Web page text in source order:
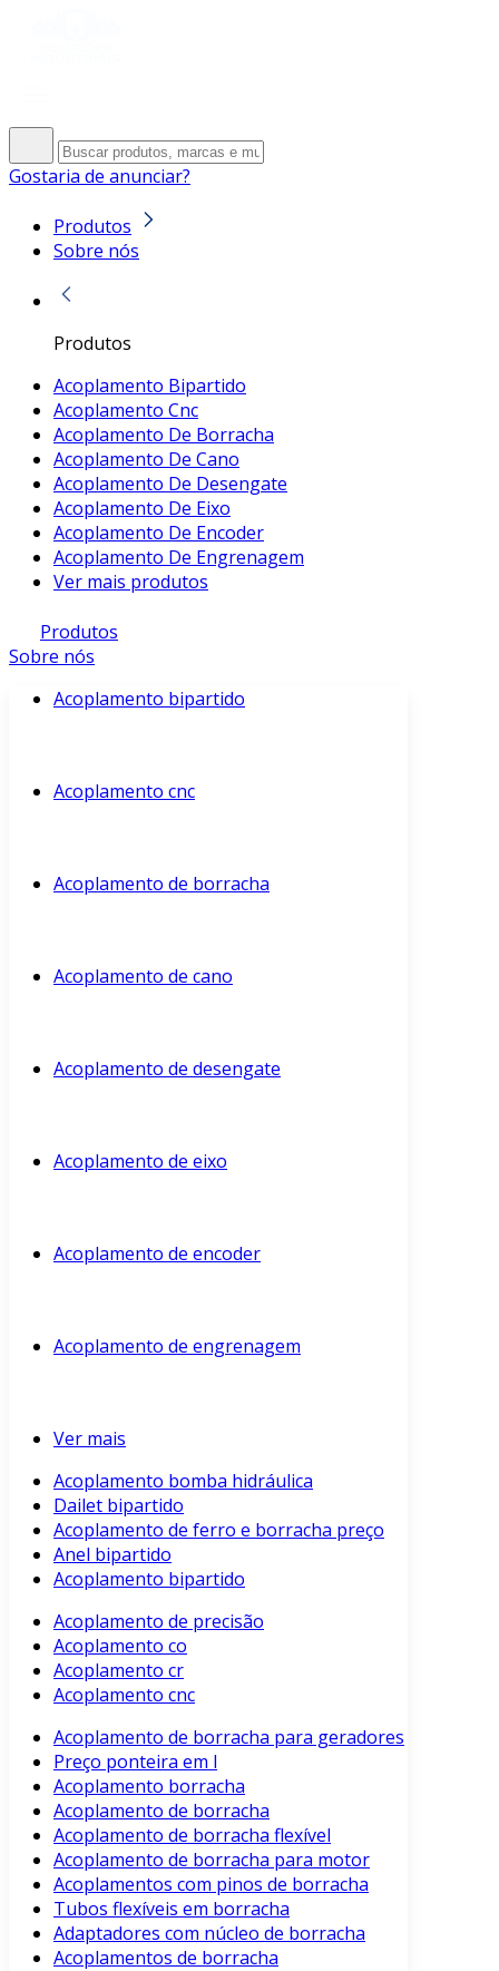
Gostaria de anunciar?
Produtos
Sobre nós
Produtos
Acoplamento Bipartido
Acoplamento Cnc
Acoplamento De Borracha
Acoplamento De Cano
Acoplamento De Desengate
Acoplamento De Eixo
Acoplamento De Encoder
Acoplamento De Engrenagem
Ver mais produtos
Produtos
Sobre nós
Acoplamento bipartido
Acoplamento cnc
Acoplamento de borracha
Acoplamento de cano
Acoplamento de desengate
Acoplamento de eixo
Acoplamento de encoder
Acoplamento de engrenagem
Ver mais
Acoplamento bomba hidráulica
Dailet bipartido
Acoplamento de ferro e borracha preço
Anel bipartido
Acoplamento bipartido
Acoplamento de precisão
Acoplamento co
Acoplamento cr
Acoplamento cnc
Acoplamento de borracha para geradores
Preço ponteira em l
Acoplamento borracha
Acoplamento de borracha
Acoplamento de borracha flexível
Acoplamento de borracha para motor
Acoplamentos com pinos de borracha
Tubos flexíveis em borracha
Adaptadores com núcleo de borracha
Acoplamentos de borracha